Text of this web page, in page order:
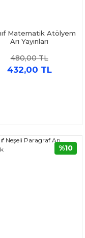
Matematik Atölyem
Arı Yayınları
480,00 TL
432,00 TL
%10